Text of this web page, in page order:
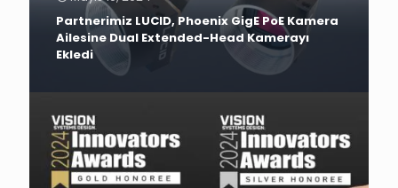
Partnerimiz LUCID, Phoenix GigE PoE Kamera
Ailesine Dual Extended-Head Kamerayı
Ekledi